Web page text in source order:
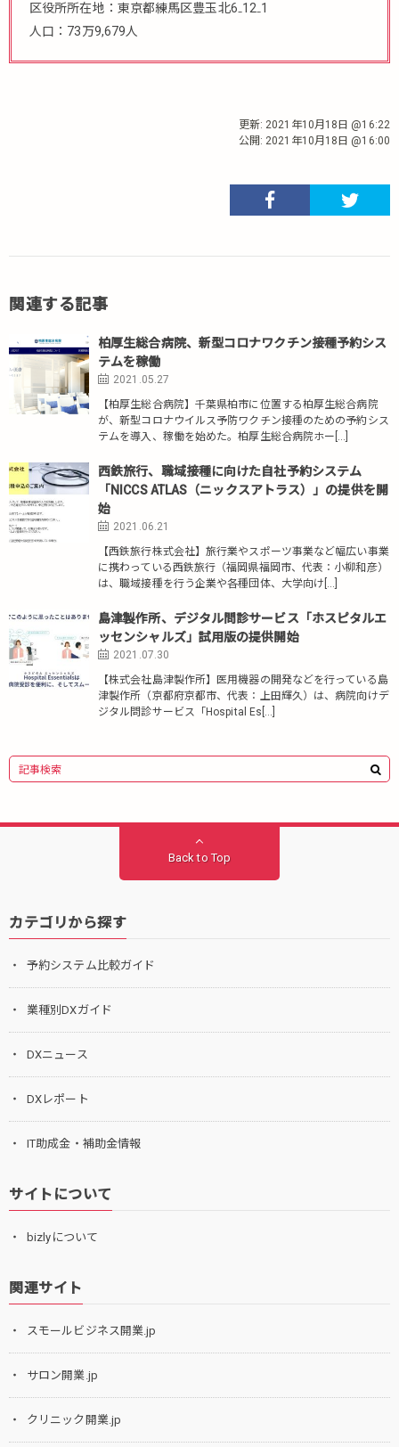
区役所所在地：東京都練馬区豊玉北6₋12₋1
人口：73万9,679人
更新: 2021年10月18日 @16:22
公開: 2021年10月18日 @16:00
関連する記事
柏厚生総合病院、新型コロナワクチン接種予約シス
テムを稼働
2021.05.27
【柏厚生総合病院】千葉県柏市に位置する柏厚生総合病院
が、新型コロナウイルス予防ワクチン接種のための予約シス
テムを導入、稼働を始めた。柏厚生総合病院ホー[…]
西鉄旅行、職域接種に向けた自社予約システム
「NICCS ATLAS（ニックスアトラス）」の提供を開
始
2021.06.21
【西鉄旅行株式会社】旅行業やスポーツ事業など幅広い事業
に携わっている西鉄旅行（福岡県福岡市、代表：小柳和彦）
は、職域接種を行う企業や各種団体、大学向け[…]
島津製作所、デジタル問診サービス「ホスピタルエ
ッセンシャルズ」試用版の提供開始
2021.07.30
【株式会社島津製作所】医用機器の開発などを行っている島
津製作所（京都府京都市、代表：上田輝久）は、病院向けデ
ジタル問診サービス「Hospital Es[…]
Back to Top
カテゴリから探す
予約システム比較ガイド
業種別DXガイド
DXニュース
DXレポート
IT助成金・補助金情報
サイトについて
bizlyについて
関連サイト
スモールビジネス開業.jp
サロン開業.jp
クリニック開業.jp